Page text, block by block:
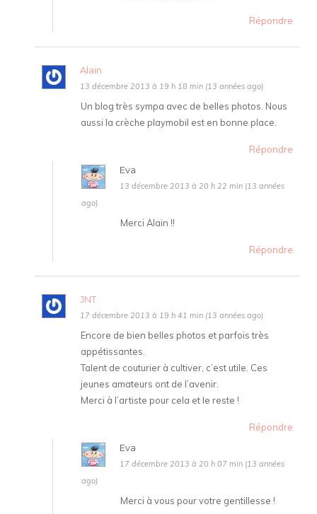
Répondre
Alain
13 décembre 2013 à 19 h 18 min (13 années ago)
Un blog très sympa avec de belles photos. Nous
aussi la crèche playmobil est en bonne place.
Répondre
Eva
13 décembre 2013 à 20 h 22 min (13 années
ago)
Merci Alain !!
Répondre
JNT
17 décembre 2013 à 19 h 41 min (13 années ago)
Encore de bien belles photos et parfois très
appétissantes.
Talent de couturier à cultiver, c’est utile. Ces
jeunes amateurs ont de l’avenir.
Merci à l’artiste pour cela et le reste !
Répondre
Eva
17 décembre 2013 à 20 h 07 min (13 années
ago)
Merci à vous pour votre gentillesse !